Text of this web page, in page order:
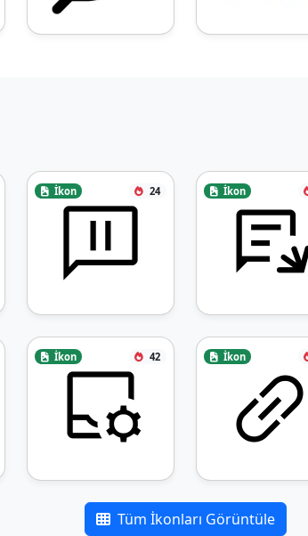
İkon 24 İkon
İkon 42 İkon
Tüm İkonları Görüntüle